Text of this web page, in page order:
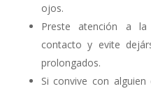
ojos.
Preste atención a
contacto y evite
prolongados.
Si convive con